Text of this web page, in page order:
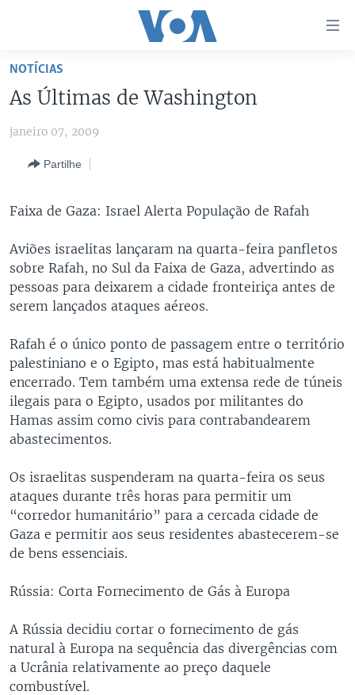
Acesso
para
artigo
principal
principal
para
Pesquisa
NOTÍCIAS
MOÇAMBIQUE
ESTADOS UNIDOS
BRASIL
DOSSIERS ESPECIAIS
DESPORTO
SAÚDE EM FOCO
VÍDEO
VOA 60 CLIMA
VOA60 MUNDO
PASSADEIRA VERMELHA
SIGA-NOS
Línguas
NOTÍCIAS
As Últimas de Washington
janeiro 07, 2009
Partilhe
Faixa de Gaza: Israel Alerta População de Rafah
Aviões israelitas lançaram na quarta-feira panfletos
sobre Rafah, no Sul da Faixa de Gaza, advertindo as
pessoas para deixarem a cidade fronteiriça antes de
serem lançados ataques aéreos.
Rafah é o único ponto de passagem entre o território
palestiniano e o Egipto, mas está habitualmente
encerrado. Tem também uma extensa rede de túneis
ilegais para o Egipto, usados por militantes do
Hamas assim como civis para contrabandearem
abastecimentos.
Os israelitas suspenderam na quarta-feira os seus
ataques durante três horas para permitir um
“corredor humanitário” para a cercada cidade de
Gaza e permitir aos seus residentes abastecerem-se
de bens essenciais.
Rússia: Corta Fornecimento de Gás à Europa
A Rússia decidiu cortar o fornecimento de gás
natural à Europa na sequência das divergências com
a Ucrânia relativamente ao preço daquele
combustível.